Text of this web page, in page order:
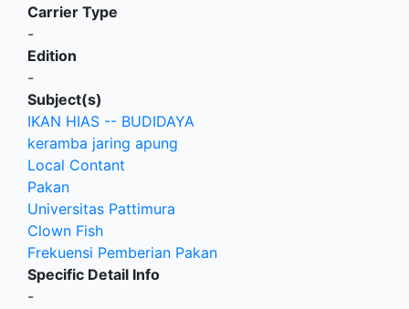
Carrier Type
-
Edition
-
Subject(s)
IKAN HIAS -- BUDIDAYA
keramba jaring apung
Local Contant
Pakan
Universitas Pattimura
Clown Fish
Frekuensi Pemberian Pakan
Specific Detail Info
-